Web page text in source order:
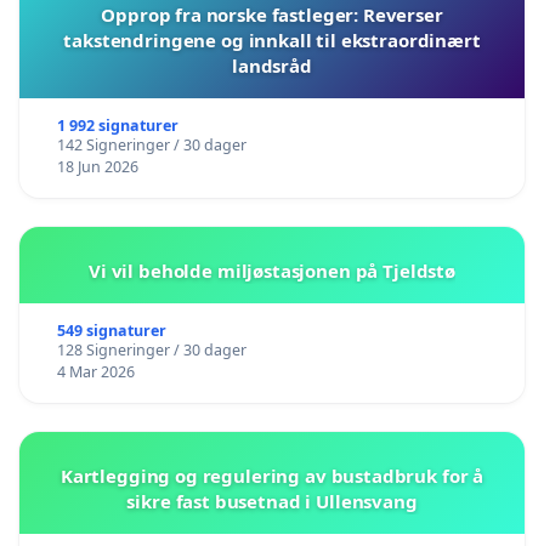
Opprop fra norske fastleger: Reverser
takstendringene og innkall til ekstraordinært
landsråd
1 992 signaturer
142 Signeringer / 30 dager
18 Jun 2026
Vi vil beholde miljøstasjonen på Tjeldstø
549 signaturer
128 Signeringer / 30 dager
4 Mar 2026
Kartlegging og regulering av bustadbruk for å
sikre fast busetnad i Ullensvang